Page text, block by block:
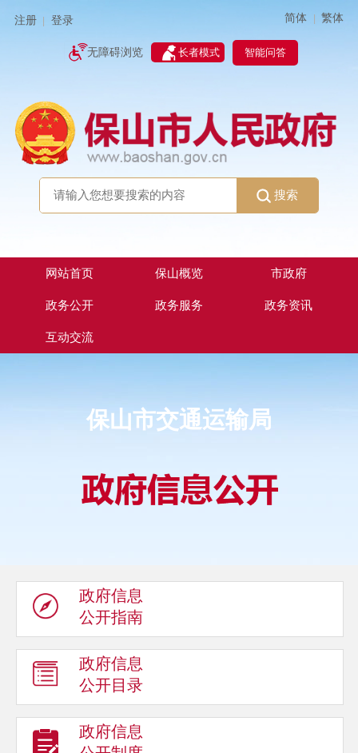
注册 登录 简体 | 繁体
无障碍浏览 长者模式 智能问答
搜索
网站首页 保山概览 市政府
政务公开 政务服务 政务资讯
互动交流
保山市交通运输局
政府信息
公开指南
政府信息
公开目录
政府信息